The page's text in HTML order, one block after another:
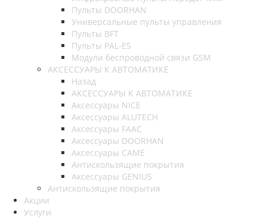
Пульты DOORHAN
Универсальные пульты управления
Пульты BFT
Пульты PAL-ES
Модули беспроводной связи GSM
АКСЕССУАРЫ К АВТОМАТИКЕ
Назад
АКСЕССУАРЫ К АВТОМАТИКЕ
Аксессуары NICE
Аксессуары ALUTECH
Аксессуары FAAC
Аксессуары DOORHAN
Аксессуары CAME
Антискользящие покрытия
Аксессуары GENIUS
Антискользящие покрытия
Акции
Услуги